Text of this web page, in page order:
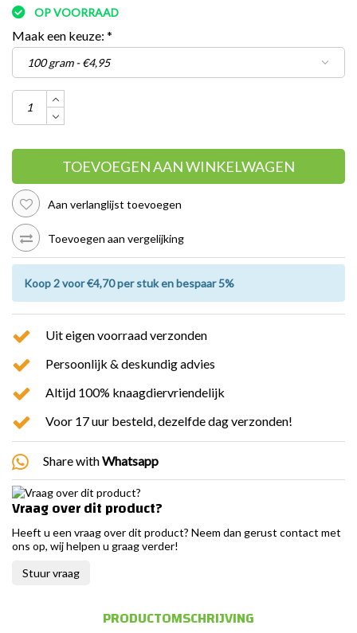
OP VOORRAAD
Maak een keuze: *
TOEVOEGEN AAN WINKELWAGEN
Aan verlanglijst toevoegen
Toevoegen aan vergelijking
Koop 2 voor €4,70 per stuk en bespaar 5%
Uit eigen voorraad verzonden
Persoonlijk & deskundig advies
Altijd 100% knaagdiervriendelijk
Voor 17 uur besteld, dezelfde dag verzonden!
Share withWhatsapp
Vraag over dit product?
Heeft u een vraag over dit product? Neem dan gerust contact met
ons op, wij helpen u graag verder!
Stuur vraag
PRODUCTOMSCHRIJVING